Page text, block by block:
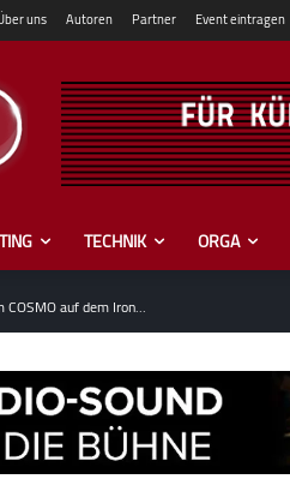
uns Autoren Partner Event eintragen
TECHNIK ORGA
auf dem Iron...